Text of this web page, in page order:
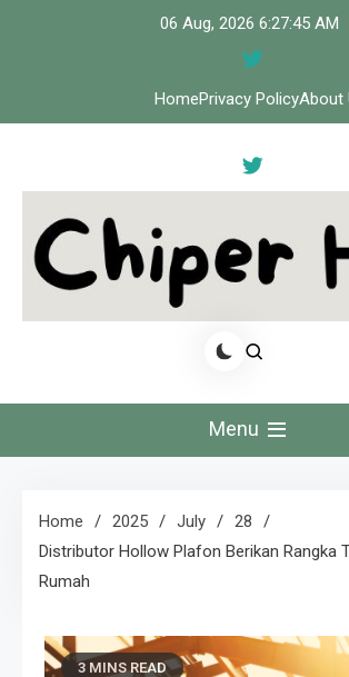
06 Aug, 2026 6:27:46 AM
HomePrivacy PolicyAbout
Cipher Hut
Menu
Home 2025 July
28
Distributor Hollow Plafon Berikan Rangka
Rumah
3 MINS READ